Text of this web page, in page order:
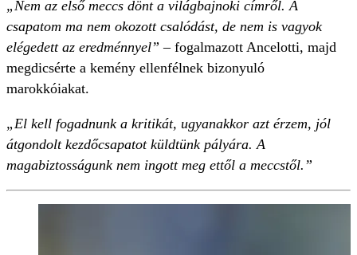
„Nem az első meccs dönt a világbajnoki címről. A
csapatom ma nem okozott csalódást, de nem is vagyok
elégedett az eredménnyel”– fogalmazott Ancelotti, majd
megdicsérte a kemény ellenfélnek bizonyuló
marokkóiakat.
„El kell fogadnunk a kritikát, ugyanakkor azt érzem, jól
átgondolt kezdőcsapatot küldtünk pályára. A
magabiztosságunk nem ingott meg ettől a meccstől.”